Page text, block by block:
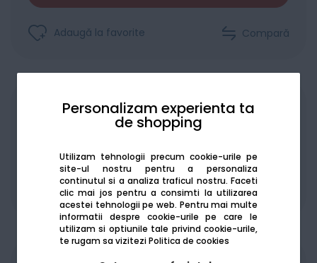
Personalizam experienta ta
de shopping
Utilizam tehnologii precum cookie-urile pe
site-ul nostru pentru a personaliza
continutul si a analiza traficul nostru. Faceti
clic mai jos pentru a consimti la utilizarea
acestei tehnologii pe web. Pentru mai multe
informatii despre cookie-urile pe care le
utilizam si optiunile tale privind cookie-urile,
te rugam sa viziteziPolitica de cookies
Adaugă la favorite Compară
Achiziționat în rate
De la: 175.44Lei / lună Vezi detalii